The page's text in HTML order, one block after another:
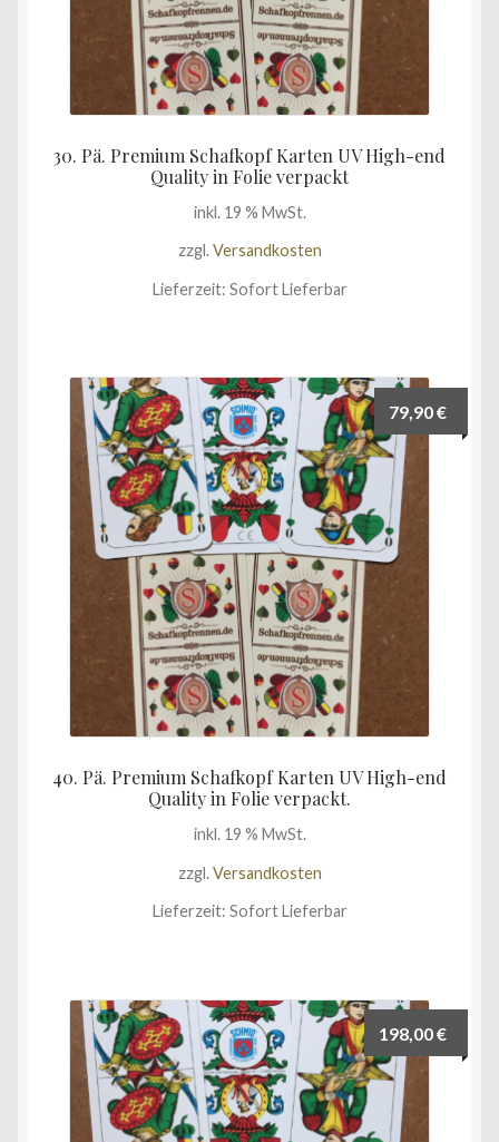
30. Pä. Premium Schafkopf Karten UV High-end
Quality in Folie verpackt
inkl. 19 % MwSt.
zzgl.Versandkosten
Lieferzeit: Sofort Lieferbar
40. Pä. Premium Schafkopf Karten UV High-end
Quality in Folie verpackt.
79,90€
inkl. 19 % MwSt.
zzgl.Versandkosten
Lieferzeit: Sofort Lieferbar
198,00€